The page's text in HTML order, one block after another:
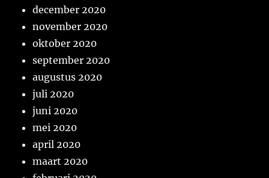
december 2020
november 2020
oktober 2020
september 2020
augustus 2020
juli 2020
juni 2020
mei 2020
april 2020
maart 2020